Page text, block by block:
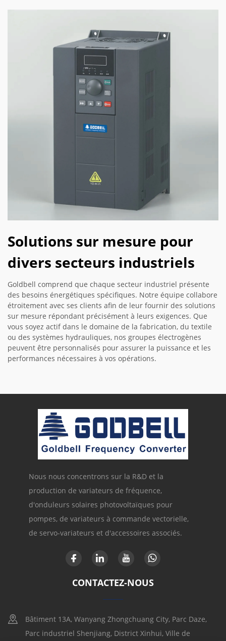
Solutions sur mesure pour
divers secteurs industriels
Goldbell comprend que chaque secteur industriel présente
des besoins énergétiques spécifiques. Notre équipe collabore
étroitement avec ses clients afin de leur fournir des solutions
sur mesure répondant précisément à leurs exigences. Que
vous soyez actif dans le domaine de la fabrication, du textile
ou des systèmes hydrauliques, nos groupes électrogènes
peuvent être personnalisés pour assurer la puissance et les
performances nécessaires à vos opérations.
Nous nous concentrons sur la R&D et la
production de variateurs de fréquence,
d'onduleurs solaires photovoltaïques pour
pompes, de variateurs à commande vectorielle,
de servo-variateurs et d'accessoires associés.
CONTACTEZ-NOUS
Bâtiment 13A, Wanyang Zhongchuang City, Parc Daze,
Parc industriel Shenjiang, District Xinhui, Ville de